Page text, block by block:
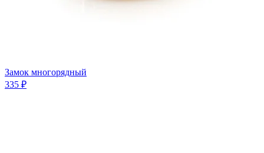
Замок многорядный
335 ₽